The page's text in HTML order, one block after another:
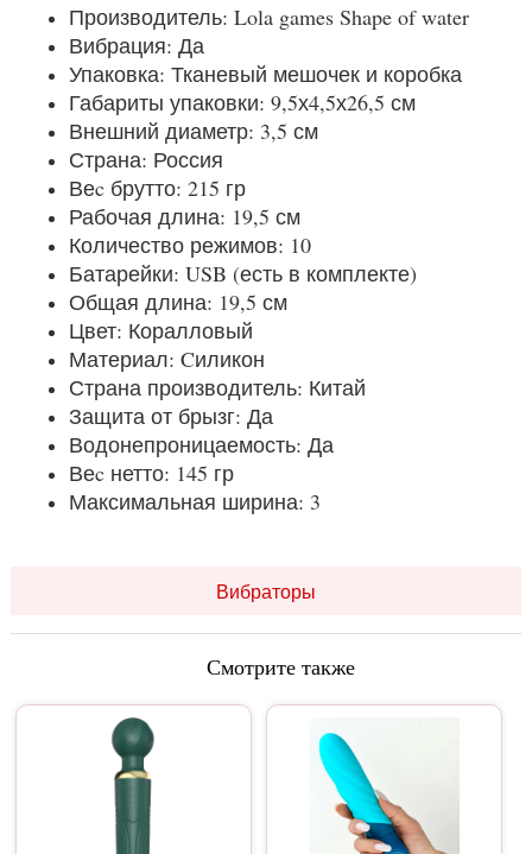
Производитель: Lola games Shape of water
Вибрация: Да
Упаковка: Тканевый мешочек и коробка
Габариты упаковки: 9,5х4,5х26,5 см
Внешний диаметр: 3,5 см
Страна: Россия
Веc брутто: 215 гр
Рабочая длина: 19,5 см
Количество режимов: 10
Батарейки: USB (есть в комплекте)
Общая длина: 19,5 см
Цвет: Коралловый
Материал: Cиликон
Страна производитель: Китай
Защита от брызг: Да
Водонепроницаемость: Да
Веc нетто: 145 гр
Максимальная ширина: 3
Вибраторы
Смотрите также